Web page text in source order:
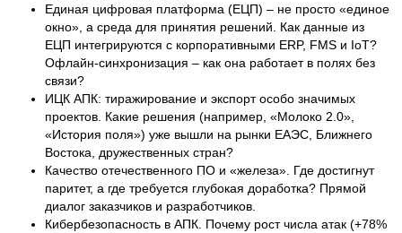
Единая цифровая платформа (ЕЦП) – не просто «единое
окно», а среда для принятия решений. Как данные из
ЕЦП интегрируются с корпоративными ERP, FMS и IoT?
Офлайн-синхронизация – как она работает в полях без
связи?
ИЦК АПК: тиражирование и экспорт особо значимых
проектов. Какие решения (например, «Молоко 2.0»,
«История поля») уже вышли на рынки ЕАЭС, Ближнего
Востока, дружественных стран?
Качество отечественного ПО и «железа». Где достигнут
паритет, а где требуется глубокая доработка? Прямой
диалог заказчиков и разработчиков.
Кибербезопасность в АПК. Почему рост числа атак (+78%